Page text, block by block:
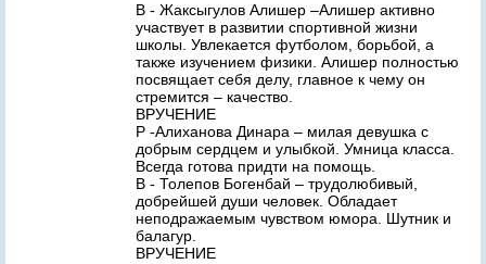
В - Жаксыгулов Алишер –Алишер активно
участвует в развитии спортивной жизни
школы. Увлекается футболом, борьбой, а
также изучением физики. Алишер полностью
посвящает себя делу, главное к чему он
стремится – качество.
ВРУЧЕНИЕ
Р -Алиханова Динара – милая девушка с
добрым сердцем и улыбкой. Умница класса.
Всегда готова придти на помощь.
В - Толепов Богенбай – трудолюбивый,
добрейшей души человек. Обладает
неподражаемым чувством юмора. Шутник и
балагур.
ВРУЧЕНИЕ